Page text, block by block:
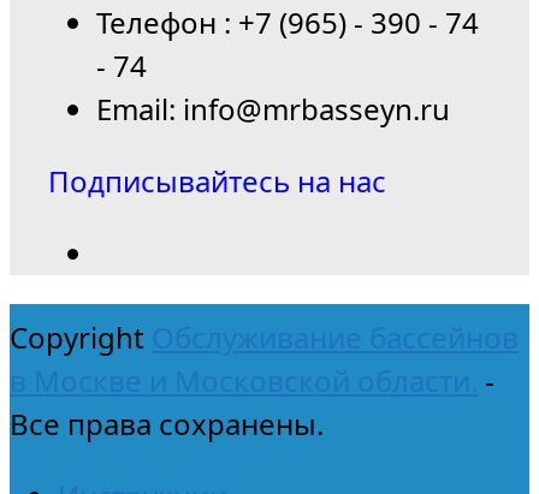
Телефон : +7 (965) - 390 - 74
- 74
Email: info@mrbasseyn.ru
Подписывайтесь на нас
Copyright Обслуживание бассейнов
в Москве и Московской области. -
Все права сохранены.